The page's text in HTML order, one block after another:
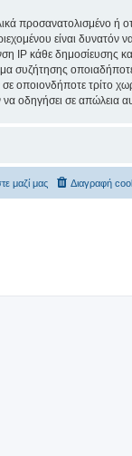
προσανατολισμένο ή
είναι δυνατόν
IP κάθε δημοσίευσης
συζήτησης
οποιονδήποτε τρίτο
οδηγήσει σε απώλεια
Διαγραφή
μαζί μας